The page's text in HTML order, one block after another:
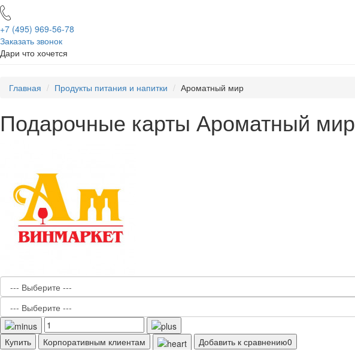
+7 (495) 969-56-78
Заказать звонок
Дари что хочется
Главная Продукты питания и напитки Ароматный мир
Подарочные карты Ароматный мир
Купить Корпоративным клиентам Добавить к сравнению0